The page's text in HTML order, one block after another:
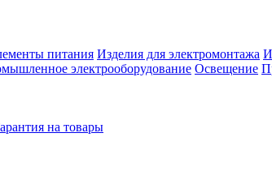
питания Изделия для электромонтажа
электрооборудование Освещение
на товары